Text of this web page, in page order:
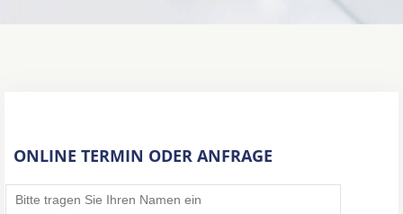
ONLINE TERMIN ODER ANFRAGE